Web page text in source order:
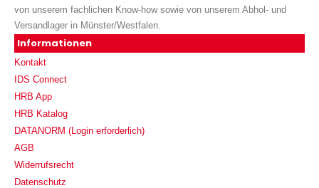
von unserem fachlichen Know-how sowie von unserem Abhol- und
Versandlager in Münster/Westfalen.
Informationen
Kontakt
IDS Connect
HRB App
HRB Katalog
DATANORM (Login erforderlich)
AGB
Widerrufsrecht
Datenschutz